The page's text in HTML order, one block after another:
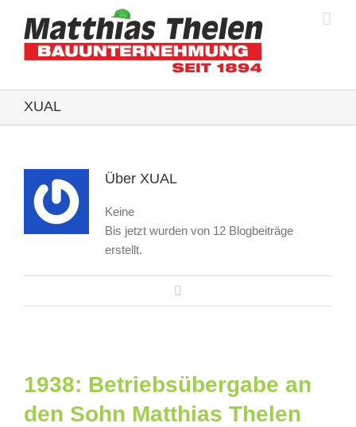
XUAL
Über XUAL
Keine
Bis jetzt wurden von 12 Blogbeiträge
erstellt.
1938: Betriebsübergabe an
den Sohn Matthias Thelen